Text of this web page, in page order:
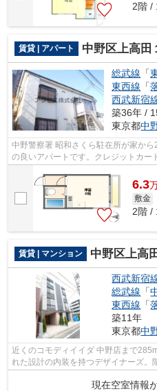
2階 /
賃貸 | アパート 中野区上高田
総武線 「
東西線 「
西武新宿
築36年 /
東京都中
中野警察署 昭和さくら駐在所が家か
の良いアパートです。クレジットカー
で、決済の手間が軽減できます。使い
6.3
敷金
2階 /
賃貸 | マンション 中野区上高
西武新宿
総武線 「
東西線 「
築11年
東京都中
近くのコモディイイダ 中野店まで
れた設計の内装を持つデザイナーズ。
タ付きの物件です。利便性の高い設備
現在空室情報